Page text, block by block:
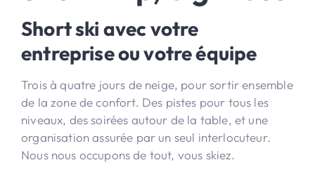
Short ski avec votre
entreprise ou votre équipe
Trois à quatre jours de neige, pour sortir ensemble
de la zone de confort. Des pistes pour tous les
niveaux, des soirées autour de la table, et une
organisation assurée par un seul interlocuteur.
Nous nous occupons de tout, vous skiez.